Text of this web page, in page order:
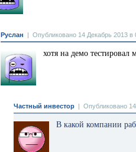
Руслан | Опубликовано 14 Декабрь 2013 в
хотя на демо тестировал
Частный инвестор | Опубликовано
В какой компании